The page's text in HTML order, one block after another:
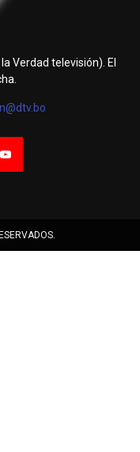
Verdad televisión). El